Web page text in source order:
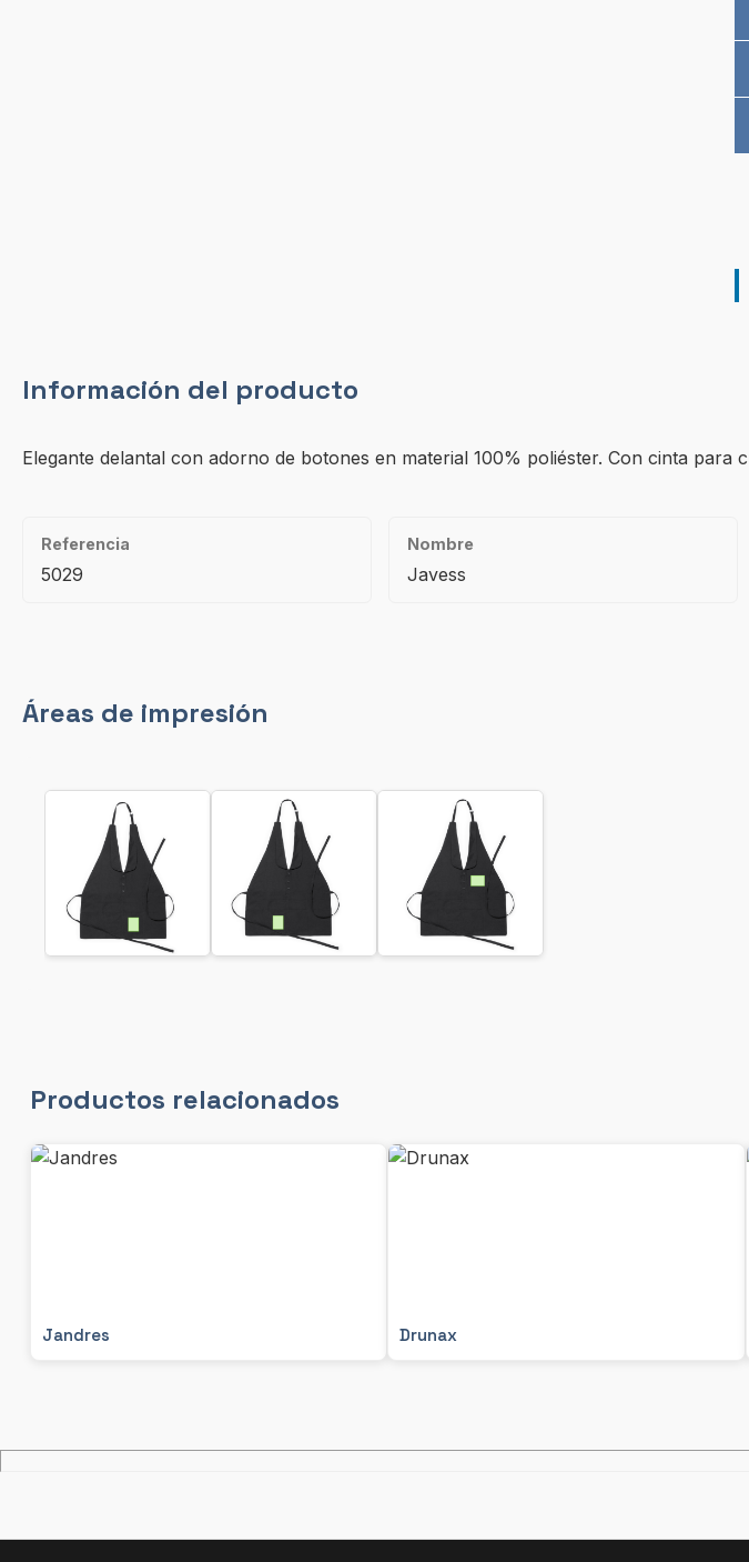
Información del producto
Elegante delantal con adorno de botones en material 100% poliéster. Con cinta para
Referencia
5029
Nombre
Javess
Áreas de impresión
Productos relacionados
Jandres Drunax